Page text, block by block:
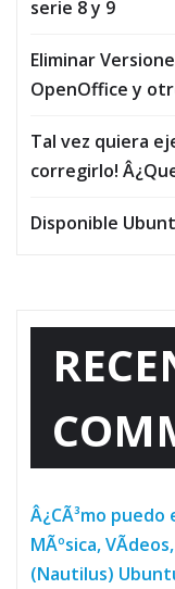
serie 8 y 9
Eliminar
OpenOffice y
Tal vez quiera
corregirlo!
Disponible
Â¿CÃ³mo
MÃºsica,
(Nautilus)